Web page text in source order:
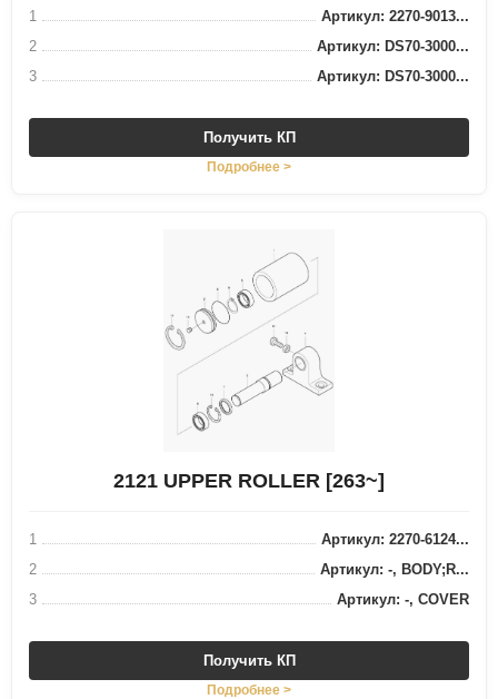
1
Артикул: 2270-9013...
2
Артикул: DS70-3000...
3
Артикул: DS70-3000...
Получить КП
Подробнее >
2121 UPPER ROLLER [263~]
1
Артикул: 2270-6124...
2
Артикул: -, BODY;R...
3
Артикул: -, COVER
Получить КП
Подробнее >